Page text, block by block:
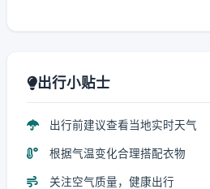
出行小贴士
出行前建议查看当地实时天气
根据气温变化合理搭配衣物
关注空气质量，健康出行